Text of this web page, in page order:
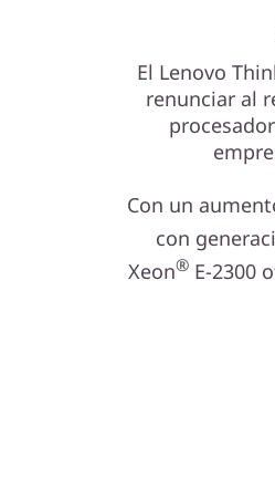
El Lenovo
renunciar al
Con un
con
Xeon®E-2300